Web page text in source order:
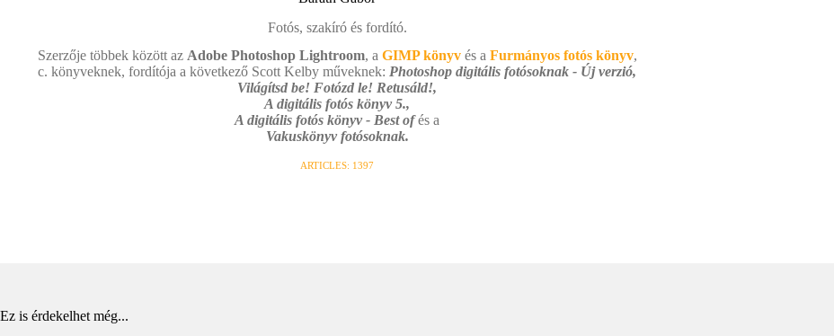
Fotós, szakíró és fordító.
Szerzője többek között az Adobe Photoshop Lightroom, a GIMP könyvés a Furmányos fotós könyv,
c. könyveknek, fordítója a következő Scott Kelby műveknek: Photoshop digitális fotósoknak - Új verzió,
Világítsd be! Fotózd le! Retusáld!,
A digitális fotós könyv 5.,
A digitális fotós könyv - Best ofés a
Vakuskönyv fotósoknak.
ARTICLES: 1397
Ez is érdekelhet még...